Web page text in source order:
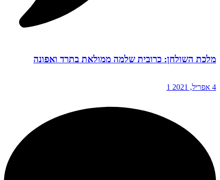
מלכת השולחן: כרובית שלמה ממולאת בתרד ואפונה
4 אפריל, 2021 1